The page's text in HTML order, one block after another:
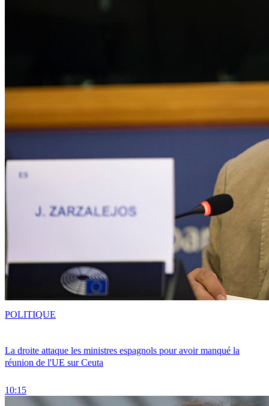
La droite attaque les ministres espagnols pour avoir manqué la
réunion de l'UE sur Ceuta
10:15
POLITIQUE